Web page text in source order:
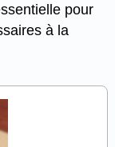
pour
à la